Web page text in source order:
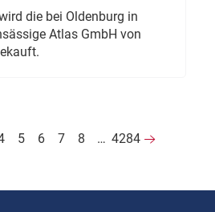
die bei Oldenburg in
Atlas GmbH von
5 6 7 8 … 4284